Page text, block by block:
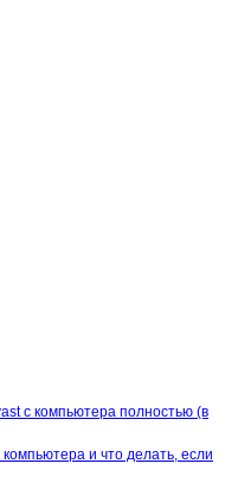
с компьютера полностью (в
компьютера и что делать, если